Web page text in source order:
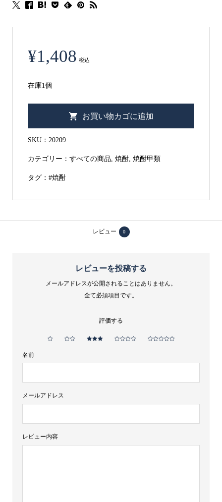
¥1,408 税込
在庫1個
サ
ロ
ポ
お買い物カゴに追加
SKU： 20209
カテゴリー： すべての商品 焼酎, 焼酎甲類
タグ： #焼酎
レビュー 0
レビューを投稿する
メールアドレスが公開されることはありません。
全て必須項目です。
評価する
レビュー内容
名前
メールアドレス